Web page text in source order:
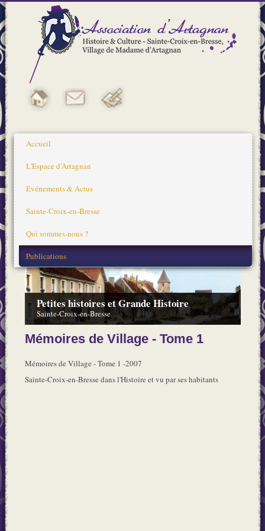
Accueil
L'Espace d'Artagnan
Evénements & Actus
Sainte-Croix-en-Bresse
Qui sommes-nous ?
Publications
Petites histoires et Grande Histoire
Sainte-Croix-en-Bresse
Mémoires de Village - Tome 1
Mémoires de Village - Tome 1 -2007
Sainte-Croix-en-Bresse dans l'Histoire et vu par ses habitants